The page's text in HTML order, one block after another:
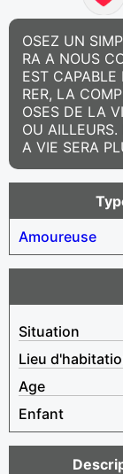
OSEZ UN
RA A NOUS
EST CAPABLE
RER, LA
OSES DE LA
OU
A VIE SERA
Amoureuse
Situation
Lieu
Age
Enfant